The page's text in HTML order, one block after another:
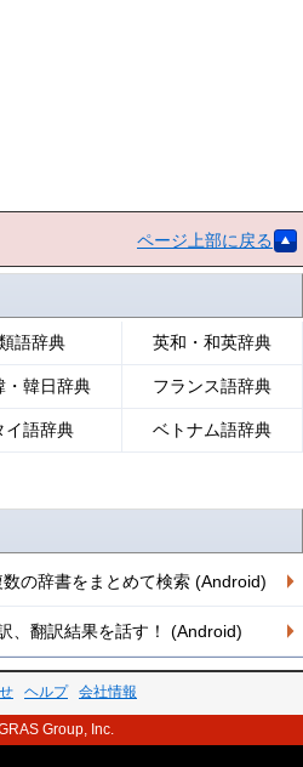
ページ上部に戻る
語辞典 英和・和英辞典
・韓日辞典 フランス語辞典
イ語辞典 ベトナム語辞典
の辞書をまとめて検索 (Android)
、翻訳結果を話す！ (Android)
ヘルプ 会社情報
Group, Inc.